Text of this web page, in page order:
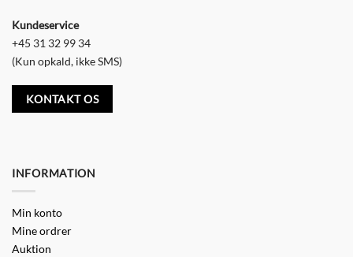
Kundeservice
+45 31 32 99 34
(Kun opkald, ikke SMS)
KONTAKT OS
INFORMATION
Min konto
Mine ordrer
Auktion